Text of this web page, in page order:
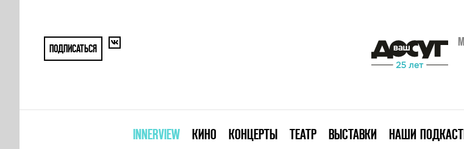
ПОДПИСАТЬСЯ
INNERVIEW КИНО КОНЦЕРТЫ ТЕАТР ВЫСТАВКИ НАШИ